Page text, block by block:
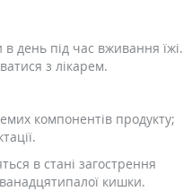
день під час вживання їжі.
з лікарем.
компонентів продукту;
в стані загострення
кишки.